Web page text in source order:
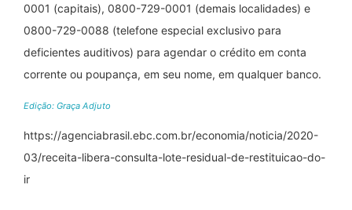
0001 (capitais), 0800-729-0001 (demais localidades) e
0800-729-0088 (telefone especial exclusivo para
deficientes auditivos) para agendar o crédito em conta
corrente ou poupança, em seu nome, em qualquer banco.
Edição: Graça Adjuto
https://agenciabrasil.ebc.com.br/economia/noticia/2020-
03/receita-libera-consulta-lote-residual-de-restituicao-do-
ir